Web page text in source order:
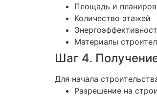
Площадь и
Количество этажей
Материалы
Шаг 4.
Для начала
Разрешение на